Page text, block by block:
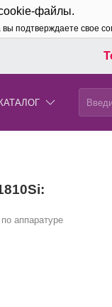
cookie-файлы.
подтверждаете свое
аппаратуре